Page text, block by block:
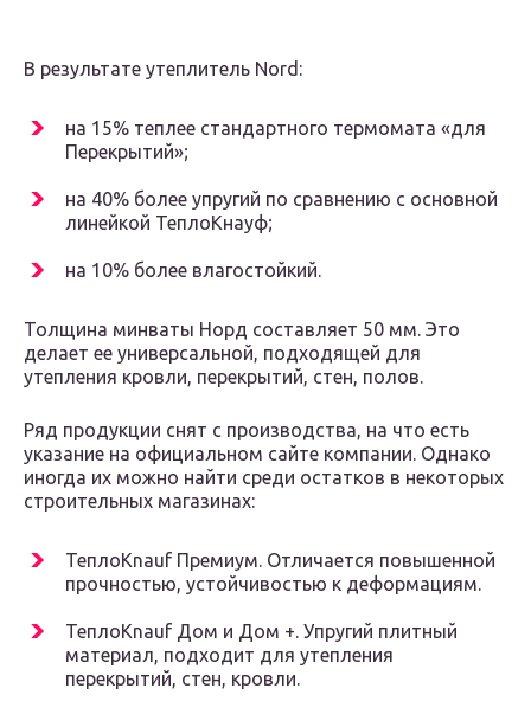
В результате утеплитель Nord:
на 15% теплее стандартного термомата «для
Перекрытий»;
на 40% более упругий по сравнению с основной
линейкой ТеплоКнауф;
на 10% более влагостойкий.
Толщина минваты Норд составляет 50 мм. Это
делает ее универсальной, подходящей для
утепления кровли, перекрытий, стен, полов.
Ряд продукции снят с производства, на что есть
указание на официальном сайте компании. Однако
иногда их можно найти среди остатков в некоторых
строительных магазинах:
ТеплоKnauf Премиум. Отличается повышенной
прочностью, устойчивостью к деформациям.
ТеплоKnauf Дом и Дом +. Упругий плитный
материал, подходит для утепления
перекрытий, стен, кровли.